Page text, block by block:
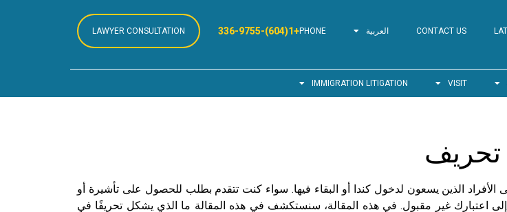
CONTACT US العربية PHONE
+1(604)-336-9755
LAWYER CONSULTATION
VISIT
IMMIGRATION LITIGATION
تحريف
الذين يسعون لدخول كندا أو البقاء فيها. سواء كنت تتقدم بطلب للحصول على تأشيرة أو
اعتبارك غير مقبول. في هذه المقالة، سنستكشف في هذه المقالة ما الذي يشكل تحريفًا في